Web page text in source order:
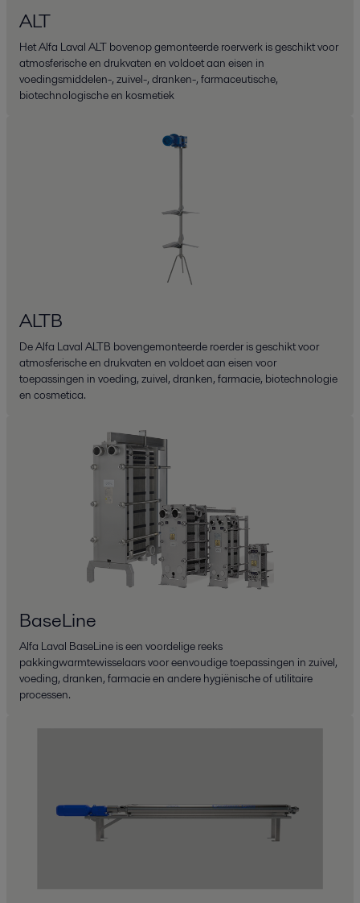
ALT
Het Alfa Laval ALT bovenop gemonteerde roerwerk is geschikt voor
atmosferische en drukvaten en voldoet aan eisen in
voedingsmiddelen-, zuivel-, dranken-, farmaceutische,
biotechnologische en kosmetiek
ALTB
De Alfa Laval ALTB bovengemonteerde roerder is geschikt voor
atmosferische en drukvaten en voldoet aan eisen voor
toepassingen in voeding, zuivel, dranken, farmacie, biotechnologie
en cosmetica.
BaseLine
Alfa Laval BaseLine is een voordelige reeks
pakkingwarmtewisselaars voor eenvoudige toepassingen in zuivel,
voeding, dranken, farmacie en andere hygiënische of utilitaire
processen.